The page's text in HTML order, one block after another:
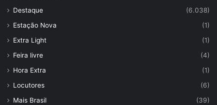
Destaque
(6.038)
Estação Nova
(1)
Extra Light
(1)
Feira livre
(4)
Hora Extra
(1)
Locutores
(6)
Mais Brasil
(39)